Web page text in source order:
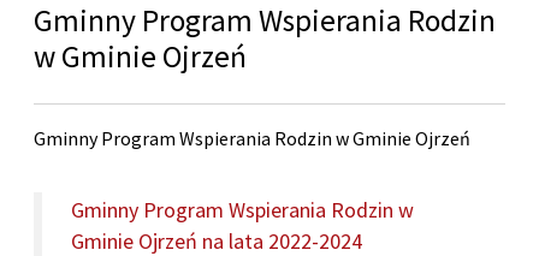
Gminny Program Wspierania Rodzin
w Gminie Ojrzeń
Gminny Program Wspierania Rodzin w Gminie Ojrzeń
Gminny Program Wspierania Rodzin w
Gminie Ojrzeń na lata 2022-2024